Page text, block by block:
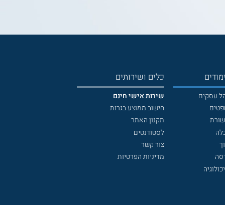
עסקים
כלים ושירותים
שירות אישי חינם
חישוב ממוצע בגרות
תקנון האתר
לסטודנטים
צור קשר
מדיניות הפרטיות